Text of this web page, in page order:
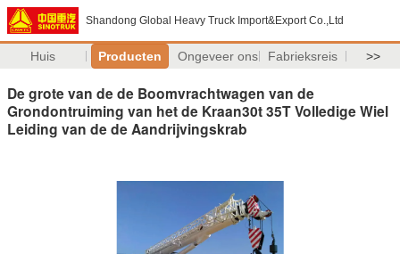
Shandong Global Heavy Truck Import&Export Co.,Ltd
Huis Producten Ongeveer ons Fabrieksreis >>
De grote van de de Boomvrachtwagen van de
Grondontruiming van het de Kraan30t 35T Volledige Wiel
Leiding van de de Aandrijvingskrab